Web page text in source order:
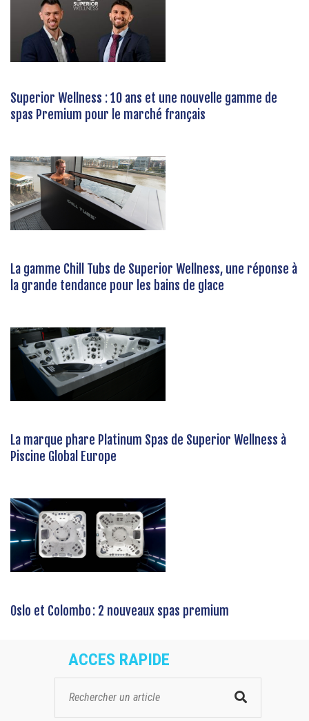
Superior Wellness : 10 ans et une nouvelle gamme de
spas Premium pour le marché français
La gamme Chill Tubs de Superior Wellness, une réponse à
la grande tendance pour les bains de glace
La marque phare Platinum Spas de Superior Wellness à
Piscine Global Europe
Oslo et Colombo : 2 nouveaux spas premium
ACCES RAPIDE